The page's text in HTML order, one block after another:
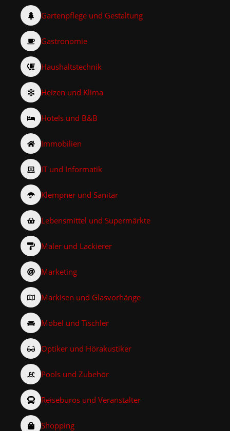
Gartenpflege und Gestaltung
Gastronomie
Haushaltstechnik
Heizen und Klima
Hotels und B&B
Immobilien
IT und Informatik
Klempner und Sanitär
Lebensmittel und Supermärkte
Maler und Lackierer
Marketing
Markisen und Glasvorhänge
Möbel und Tischler
Optiker und Hörakustiker
Pools und Zubehör
Reisebüros und Veranstalter
Shopping